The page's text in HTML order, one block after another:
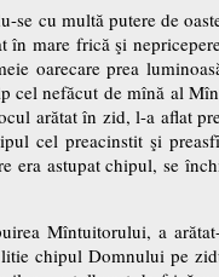
cu multă putere de
mare frică şi
oarecare prea
cel nefăcut de mînă al
arătat în zid, l-a aflat
cel preacinstit şi
astupat chipul, se
Mîntuitorului, a
chipul Domnului pe